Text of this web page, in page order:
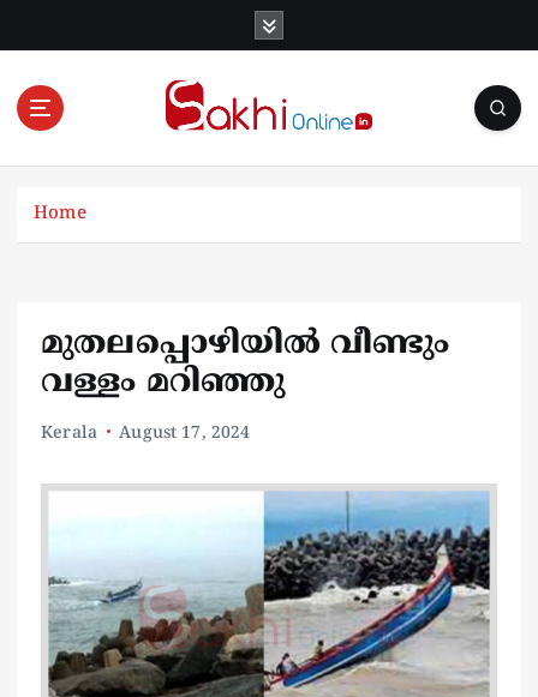
Online News Portal
Home
മുതലപ്പൊഴിയിൽ വീണ്ടും
വള്ളം മറിഞ്ഞു
Kerala August 17, 2024